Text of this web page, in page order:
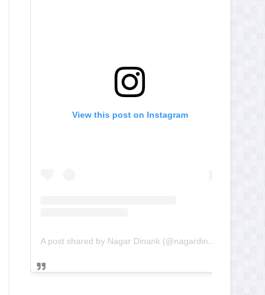
View this post on Instagram
A post shared by Nagar Dinank (@nagardinank)